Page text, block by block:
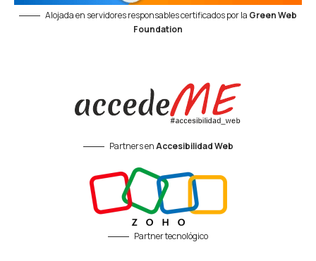
Alojada en servidores responsables certificados por la Green Web
Foundation
Partners enAccesibilidad Web
Partner tecnológico